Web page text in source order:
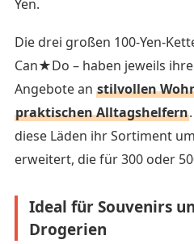
Yen.
Die drei großen 100-Yen-
Can★Do – haben jeweils
Angebote an stilvollen
praktischen Alltagshelfern
diese Läden ihr Sortiment
erweitert, die für 300 oder
Ideal für Souvenirs
Drogerien